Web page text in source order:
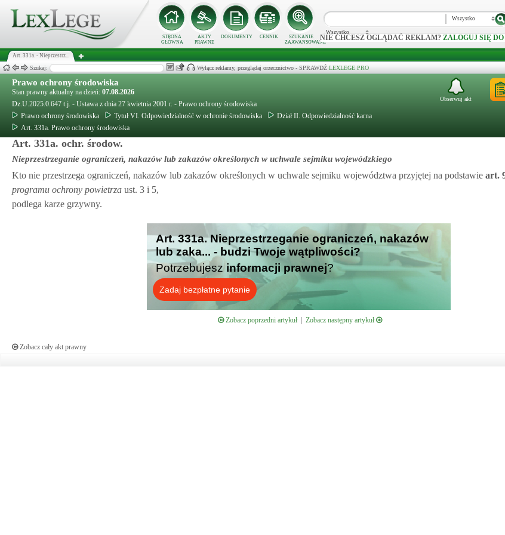
STRONA
GŁÓWNA
AKTY
PRAWNE
DOKUMENTY CENNIK
SZUKANIE
ZAAWANSOWANE
Wszystko
Wszystko
NIE CHCESZ OGLĄDAĆ REKLAM? ZALOGUJ SIĘ
Art. 331a. - Nieprzestrz...
Szukaj: Wyłącz reklamy, przeglądaj orzecznictwo - SPRAWDŹ LEXLEGE PRO
Prawo ochrony środowiska
Stan prawny aktualny na dzień: 07.08.2026
Dz.U.2025.0.647 t.j. - Ustawa z dnia 27 kwietnia 2001 r. - Prawo ochrony środowiska
Prawo ochrony środowiska
Tytuł VI. Odpowiedzialność w ochronie środowiska
Dział II. Odpowiedzialność karna
Art. 331a. Prawo ochrony środowiska
Obserwuj akt
Art. 331a. ochr. środow.
Nieprzestrzeganie ograniczeń, nakazów lub zakazów określonych w uchwale sejmiku wojewódzkiego
Kto nie przestrzega ograniczeń, nakazów lub zakazów określonych w uchwale sejmiku województwa przyjętej na podstawie art.
programu ochrony powietrza ust. 3 i 5,
podlega karze grzywny.
Art. 331a. Nieprzestrzeganie ograniczeń, nakazów
lub zaka... - budzi Twoje wątpliwości?
Potrzebujesz informacji prawnej?
Zadaj bezpłatne pytanie
Zobacz poprzedni artykuł| Zobacz następny artykuł
Zobacz cały akt prawny